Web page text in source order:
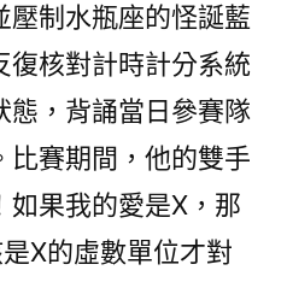
壓制水瓶座的怪誕藍
復核對計時計分系統
態，背誦當日參賽隊
比賽期間，他的雙手
如果我的愛是X，那
X的虛數單位才對